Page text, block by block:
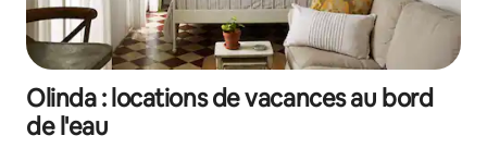
Olinda : locations de vacances au bord
de l'eau